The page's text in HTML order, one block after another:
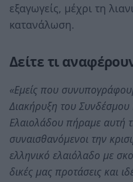
εξαγωγείς, μέχρι τη
κατανάλωση.
Δείτε τι
«Εμείς που
Διακήρυξη του Συνδέσμου
Ελαιολάδου πήραμε αυτή
συναισθανόμενοι την
ελληνικό ελαιόλαδο με
δικές μας προτάσεις και